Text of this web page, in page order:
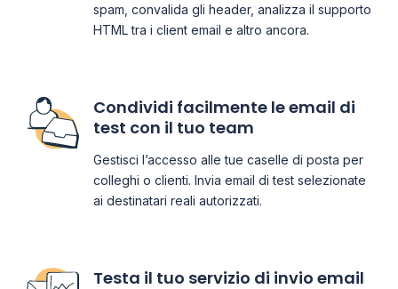
spam, convalida gli header, analizza il supporto
HTML tra i client email e altro ancora.
Condividi facilmente le email di
test con il tuo team
Gestisci l’accesso alle tue caselle di posta per
colleghi o clienti. Invia email di test selezionate
ai destinatari reali autorizzati.
Testa il tuo servizio di invio email